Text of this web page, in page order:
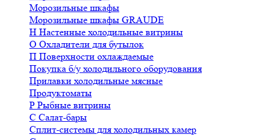
Морозильные шкафы
Морозильные шкафы GRAUDE
Н Настенные холодильные витрины
О Охладители для бутылок
П Поверхности охлаждаемые
Покупка б/у холодильного оборудования
Прилавки холодильные мясные
Продуктоматы
Р Рыбные витрины
С Салат-бары
Сплит-системы для холодильных камер